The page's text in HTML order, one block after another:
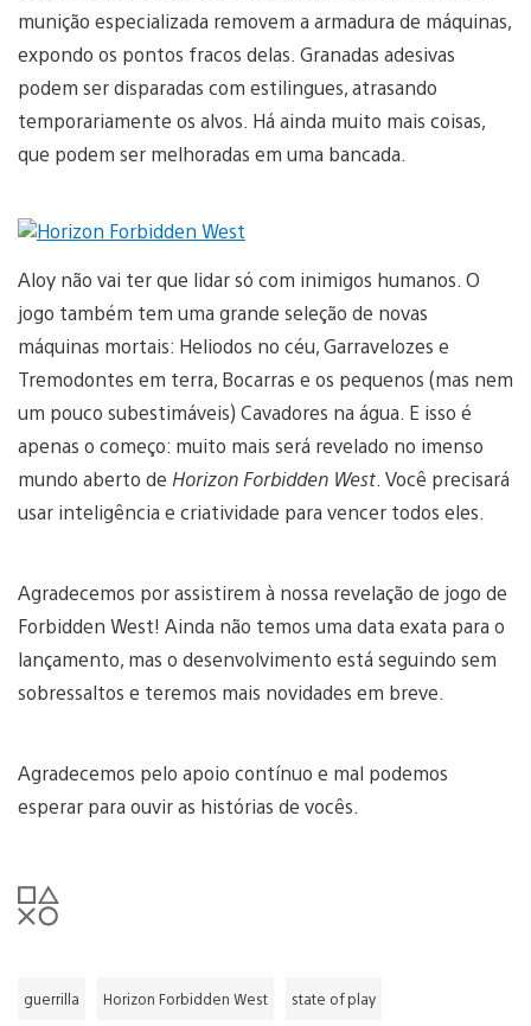
munição especializada removem a armadura de máquinas,
expondo os pontos fracos delas. Granadas adesivas
podem ser disparadas com estilingues, atrasando
temporariamente os alvos. Há ainda muito mais coisas,
que podem ser melhoradas em uma bancada.
Aloy não vai ter que lidar só com inimigos humanos. O
jogo também tem uma grande seleção de novas
máquinas mortais: Heliodos no céu, Garravelozes e
Tremodontes em terra, Bocarras e os pequenos (mas nem
um pouco subestimáveis) Cavadores na água. E isso é
apenas o começo: muito mais será revelado no imenso
mundo aberto de Horizon Forbidden West . Você precisará
usar inteligência e criatividade para vencer todos eles.
Agradecemos por assistirem à nossa revelação de jogo de
Forbidden West! Ainda não temos uma data exata para o
lançamento, mas o desenvolvimento está seguindo sem
sobressaltos e teremos mais novidades em breve.
Agradecemos pelo apoio contínuo e mal podemos
esperar para ouvir as histórias de vocês.
guerrilla Horizon Forbidden West state of play